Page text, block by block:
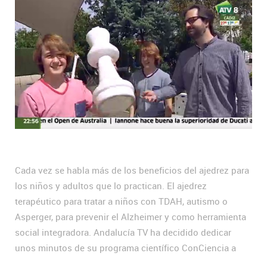
Cada vez se habla más de los beneficios del ajedrez para
los niños y adultos que lo practican. El ajedrez
terapéutico para tratar a niños con TDAH, autismo o
Asperger, para prevenir el Alzheimer y como herramienta
social integradora. Andalucía TV ha decidido dedicar
unos minutos de su programa científico ConCiencia a